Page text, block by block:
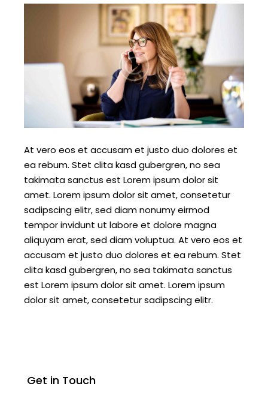
At vero eos et accusam et justo duo dolores et
ea rebum. Stet clita kasd gubergren, no sea
takimata sanctus est Lorem ipsum dolor sit
amet. Lorem ipsum dolor sit amet, consetetur
sadipscing elitr, sed diam nonumy eirmod
tempor invidunt ut labore et dolore magna
aliquyam erat, sed diam voluptua. At vero eos et
accusam et justo duo dolores et ea rebum. Stet
clita kasd gubergren, no sea takimata sanctus
est Lorem ipsum dolor sit amet. Lorem ipsum
dolor sit amet, consetetur sadipscing elitr.
Get in Touch